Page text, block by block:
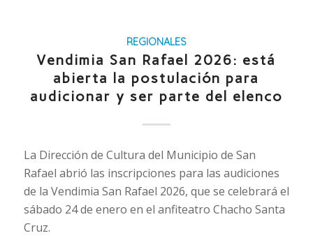
REGIONALES
Vendimia San Rafael 2026: está
abierta la postulación para
audicionar y ser parte del elenco
La Dirección de Cultura del Municipio de San
Rafael abrió las inscripciones para las audiciones
de la Vendimia San Rafael 2026, que se celebrará el
sábado 24 de enero en el anfiteatro Chacho Santa
Cruz.